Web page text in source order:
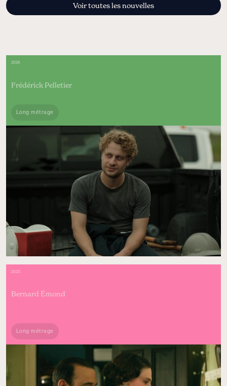
Voir toutes les nouvelles
2026
Frédérick Pelletier
Long métrage
2023
Bernard Émond
Long métrage